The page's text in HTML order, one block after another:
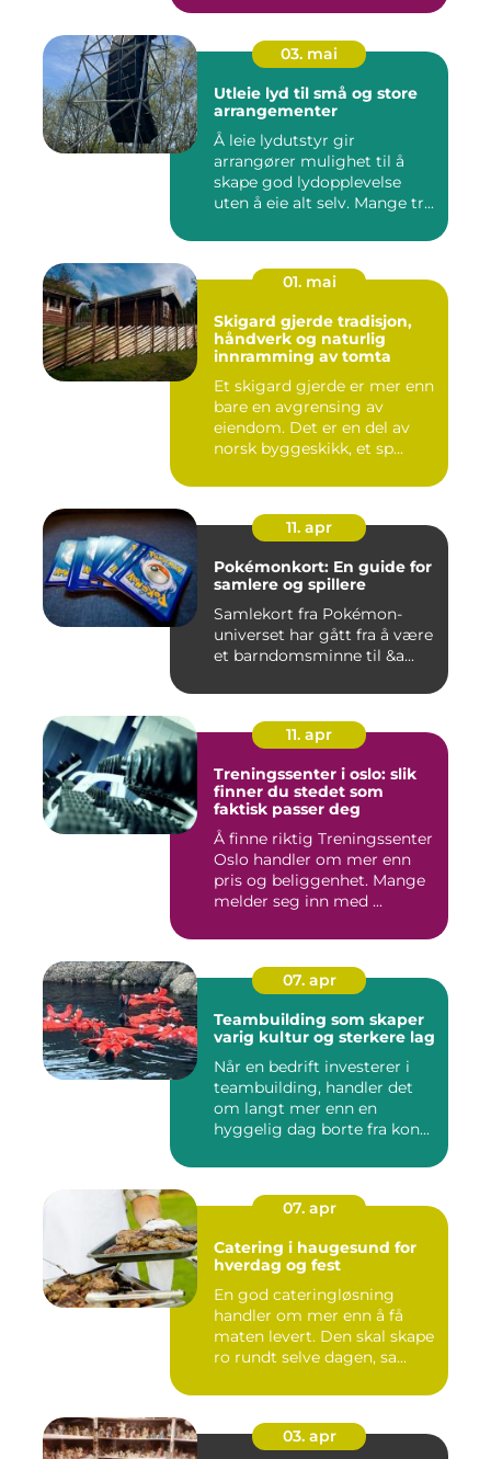
03. mai
Utleie lyd til små og store
arrangementer
Å leie lydutstyr gir
arrangører mulighet til å
skape god lydopplevelse
uten å eie alt selv. Mange tr...
01. mai
Skigard gjerde tradisjon,
håndverk og naturlig
innramming av tomta
Et skigard gjerde er mer enn
bare en avgrensing av
eiendom. Det er en del av
norsk byggeskikk, et sp...
11. apr
Pokémonkort: En guide for
samlere og spillere
Samlekort fra Pokémon-
universet har gått fra å være
et barndomsminne til &a...
11. apr
Treningssenter i oslo: slik
finner du stedet som
faktisk passer deg
Å finne riktig Treningssenter
Oslo handler om mer enn
pris og beliggenhet. Mange
melder seg inn med ...
07. apr
Teambuilding som skaper
varig kultur og sterkere lag
Når en bedrift investerer i
teambuilding, handler det
om langt mer enn en
hyggelig dag borte fra kon...
07. apr
Catering i haugesund for
hverdag og fest
En god cateringløsning
handler om mer enn å få
maten levert. Den skal skape
ro rundt selve dagen, sa...
03. apr